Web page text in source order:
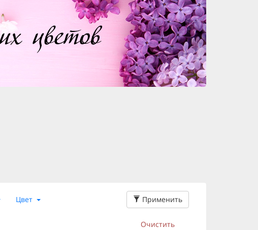
Цвет Применить
Очистить